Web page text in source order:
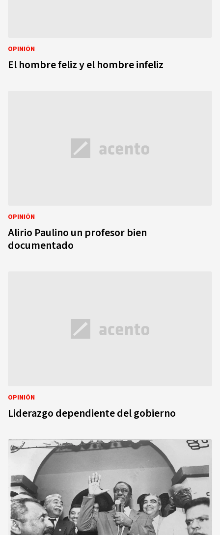
OPINIÓN
El hombre feliz y el hombre infeliz
OPINIÓN
Alirio Paulino un profesor bien
documentado
OPINIÓN
Liderazgo dependiente del gobierno